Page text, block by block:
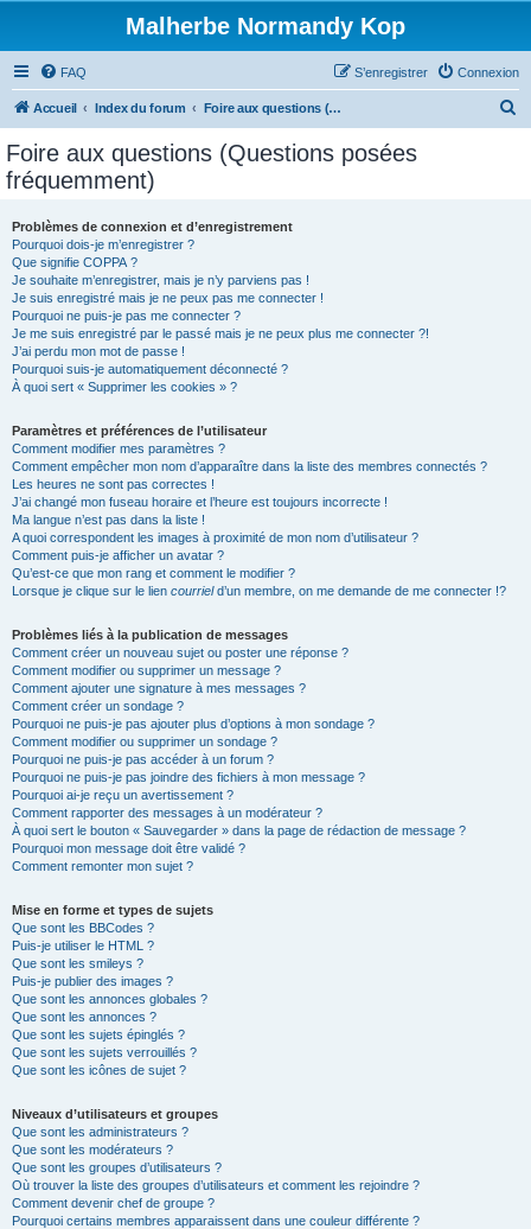
Malherbe Normandy Kop
FAQ Connexion
S’enregistrer
Accueil Index du forum Foire aux questions (Questions posées fréquemment)
Foire aux questions (Questions posées
fréquemment)
Problèmes de connexion et d’enregistrement
Pourquoi dois-je m’enregistrer ?
Que signifie COPPA ?
Je souhaite m’enregistrer, mais je n’y parviens pas !
Je suis enregistré mais je ne peux pas me connecter !
Pourquoi ne puis-je pas me connecter ?
Je me suis enregistré par le passé mais je ne peux plus me connecter ?!
J’ai perdu mon mot de passe !
Pourquoi suis-je automatiquement déconnecté ?
À quoi sert « Supprimer les cookies » ?
Paramètres et préférences de l’utilisateur
Comment modifier mes paramètres ?
Comment empêcher mon nom d’apparaître dans la liste des membres connectés ?
Les heures ne sont pas correctes !
J’ai changé mon fuseau horaire et l’heure est toujours incorrecte !
Ma langue n’est pas dans la liste !
A quoi correspondent les images à proximité de mon nom d’utilisateur ?
Comment puis-je afficher un avatar ?
Qu’est-ce que mon rang et comment le modifier ?
Lorsque je clique sur le lien courrield’un membre, on me demande de me connecter !?
Problèmes liés à la publication de messages
Comment créer un nouveau sujet ou poster une réponse ?
Comment modifier ou supprimer un message ?
Comment ajouter une signature à mes messages ?
Comment créer un sondage ?
Pourquoi ne puis-je pas ajouter plus d’options à mon sondage ?
Comment modifier ou supprimer un sondage ?
Pourquoi ne puis-je pas accéder à un forum ?
Pourquoi ne puis-je pas joindre des fichiers à mon message ?
Pourquoi ai-je reçu un avertissement ?
Comment rapporter des messages à un modérateur ?
À quoi sert le bouton « Sauvegarder » dans la page de rédaction de message ?
Pourquoi mon message doit être validé ?
Comment remonter mon sujet ?
Mise en forme et types de sujets
Que sont les BBCodes ?
Puis-je utiliser le HTML ?
Que sont les smileys ?
Puis-je publier des images ?
Que sont les annonces globales ?
Que sont les annonces ?
Que sont les sujets épinglés ?
Que sont les sujets verrouillés ?
Que sont les icônes de sujet ?
Niveaux d’utilisateurs et groupes
Que sont les administrateurs ?
Que sont les modérateurs ?
Que sont les groupes d’utilisateurs ?
Où trouver la liste des groupes d’utilisateurs et comment les rejoindre ?
Comment devenir chef de groupe ?
Pourquoi certains membres apparaissent dans une couleur différente ?